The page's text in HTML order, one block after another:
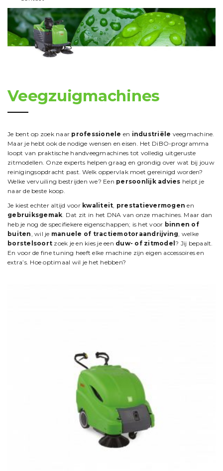
Veegzuigmachines
Je bent op zoek naar professionele en industriële veegmachine.
Maar je hebt ook de nodige wensen en eisen. Het DiBO-programma
loopt van praktische handveegmachines tot volledig uitgeruste
zitmodellen. Onze experts helpen graag en grondig over wat bij jouw
reinigingsopdracht past. Welk oppervlak moet gereinigd worden?
Welke vervuiling bestrijden we? Een persoonlijk advies helpt je
naar de beste koop.
Je kiest echter altijd voor kwaliteit prestatievermogen en
gebruiksgemak . Dat zit in het DNA van onze machines. Maar dan
heb je nog de specifiekere eigenschappen; is het voor binnen of
buiten , wil je manuele of tractiemotoraandrijving , welke
borstelsoort zoek je en kies je een duw- of zitmodel ? Jij bepaalt.
En voor de fine tuning heeft elke machine zijn eigen accessoires en
extra’s. Hoe optimaal wil je het hebben?